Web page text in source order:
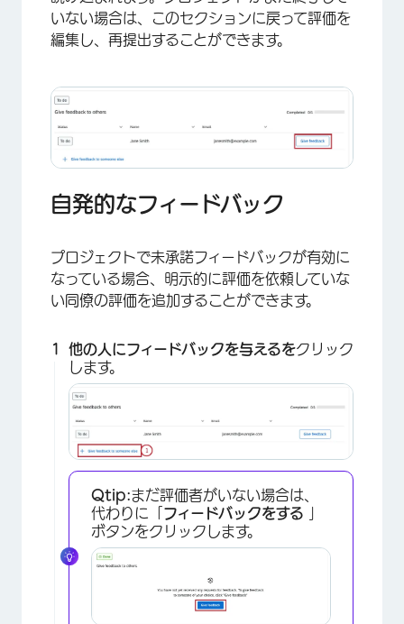
×
いない場合は、このセクションに戻って評価を
編集し、再提出することができます。
自発的なフィードバック
プロジェクトで未承諾フィードバックが有効に
なっている場合、明示的に評価を依頼していな
い同僚の評価を追加することができます。
他の人にフィードバックを与えるをクリック
します。
Qtip:まだ評価者がいない場合は、
代わりに「 フィードバックをする
ボタンをクリックします。